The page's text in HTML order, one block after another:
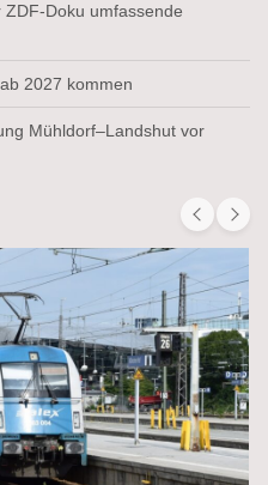
Doku umfassende
2027 kommen
Mühldorf–Landshut vor